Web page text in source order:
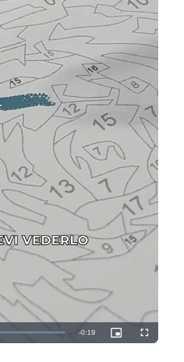
Loaded:
Remaining
-0:19
Picture-
in-
Fullscreen